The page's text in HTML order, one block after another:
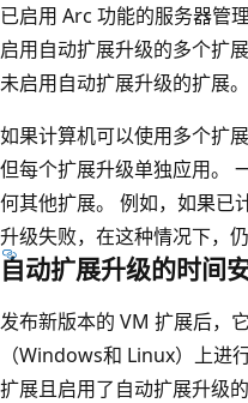
已启用 Arc 功能的服务器管
启用自动扩展升级的多个扩
未启用自动扩展升级的扩展。
如果计算机可以使用多个扩
但每个扩展升级单独应用。
何其他扩展。 例如，如果已
升级失败，在这种情况下，
自动扩展升级的时间
发布新版本的 VM 扩展后，
（Windows和 Linux）上进
扩展且启用了自动扩展升级